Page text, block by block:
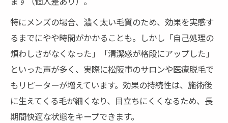
特にメンズの場合、濃く太い毛質のため、効果を実感す
るまでにやや時間がかかることも。しかし「自己処理の
煩わしさがなくなった」「清潔感が格段にアップした」
といった声が多く、実際に松阪市のサロンや医療脱毛で
もリピーターが増えています。効果の持続性は、施術後
に生えてくる毛が細くなり、目立ちにくくなるため、長
期間快適な状態をキープできます。